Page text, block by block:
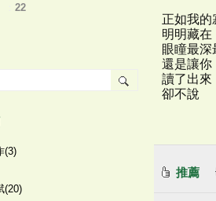
正如我的
明明藏在
眼瞳最深
還是讓你
讀了出來
卻不說
推薦
22
(3)
(20)